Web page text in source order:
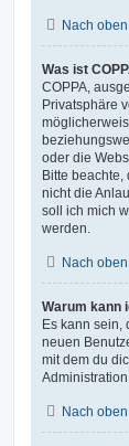
Nach oben
Was ist
COPPA,
Privatsphäre
oder die
Bitte
nicht die
soll ich mich
werden.
Nach oben
Warum kann
Es kann sein,
neuen
mit dem du
Administration.
Nach oben